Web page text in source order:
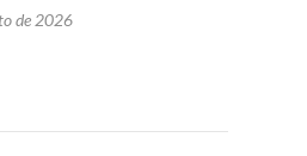
de 2026